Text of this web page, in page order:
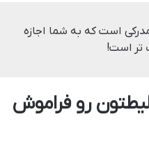
است که به شما اجازه
تر است!
رو فراموش